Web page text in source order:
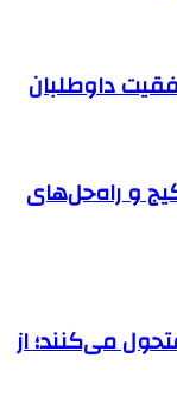
داوطلبان
و راه‌حل‌های
می‌کنند؛ از